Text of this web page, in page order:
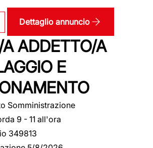
Dettaglio annuncio
ADDETTO/A
E
Somministrazione
9 - 11 all'ora
349813